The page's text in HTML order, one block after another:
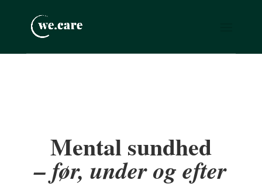
Mental sundhed
– før, under og efter